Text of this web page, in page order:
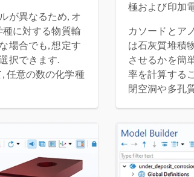
が異なるため, オ
に対する物質輸
場合でも, 想定す
択できます.
任意の数の化学種
極および印加
カソードとア
は石灰質堆積
させるかを簡
率を計算する
閉空洞や多孔